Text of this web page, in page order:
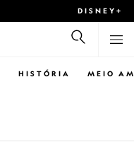
DISNEY+
HISTÓRIA MEIO